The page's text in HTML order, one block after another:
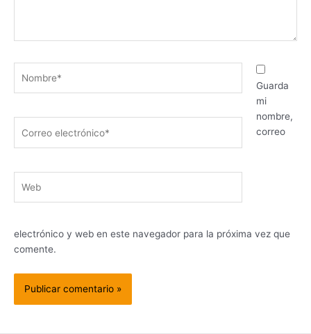
electrónico*
Guarda
mi
nombre,
correo
electrónico y web en este navegador para la próxima vez que
comente.